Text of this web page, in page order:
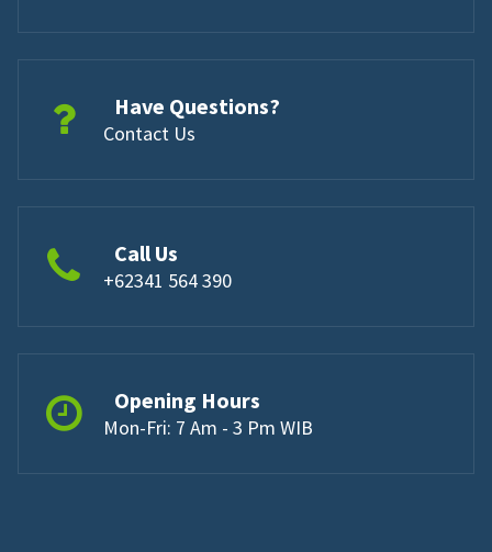
Have Questions?
Contact Us
Call Us
+62341 564 390
Opening Hours
Mon-Fri: 7 Am - 3 Pm WIB